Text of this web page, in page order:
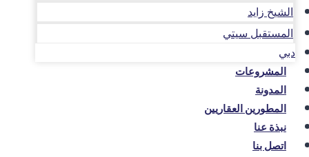
الشيخ زايد
المستقبل سيتي
دبي
المشروعات
المدونة
المطورين العقاريين
نبذة عنا
اتصل بنا